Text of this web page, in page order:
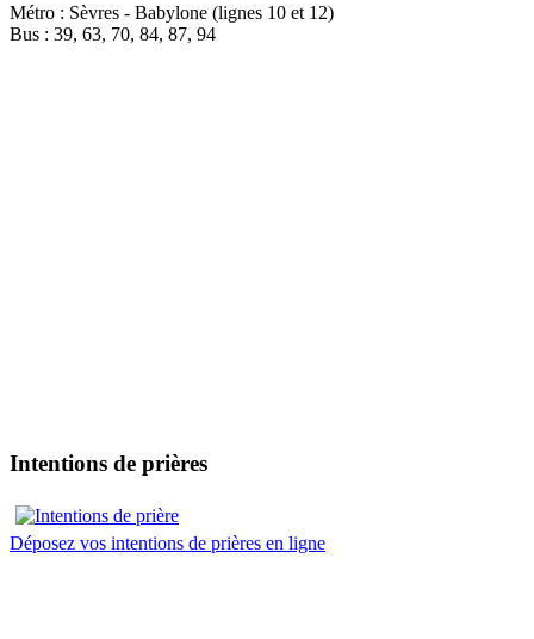
Métro : Sèvres - Babylone (lignes 10 et 12)
Bus : 39, 63, 70, 84, 87, 94
Intentions de prières
Déposez vos intentions de prières en ligne